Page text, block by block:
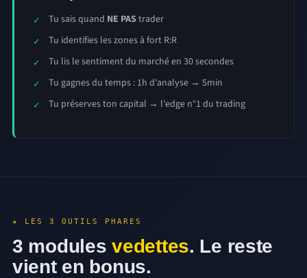
Tu sais quand NE PAStrader
Tu identifies les zones à fort R:R
Tu lis le sentiment du marché en 30 secondes
Tu gagnes du temps : 1h d'analyse → 5min
Tu préserves ton capital → l'edge n°1 du trading
★ LES 3 OUTILS PHARES
3 modulesvedettes. Le reste
vient en bonus.